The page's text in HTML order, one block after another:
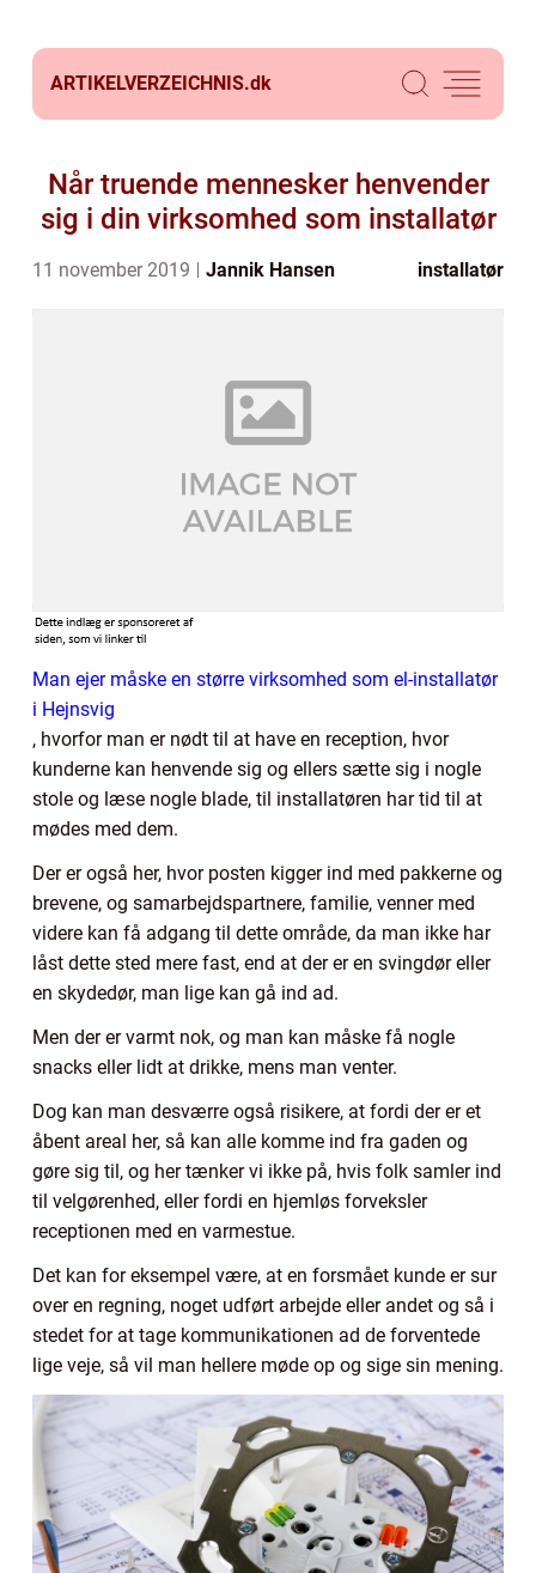
ARTIKELVERZEICHNIS.dk
Når truende mennesker henvender
sig i din virksomhed som installatør
11 november 2019 Jannik Hansen installatør
Man ejer måske en større virksomhed som el-installatør
i Hejnsvig
, hvorfor man er nødt til at have en reception, hvor
kunderne kan henvende sig og ellers sætte sig i nogle
stole og læse nogle blade, til installatøren har tid til at
mødes med dem.
Der er også her, hvor posten kigger ind med pakkerne og
brevene, og samarbejdspartnere, familie, venner med
videre kan få adgang til dette område, da man ikke har
låst dette sted mere fast, end at der er en svingdør eller
en skydedør, man lige kan gå ind ad.
Men der er varmt nok, og man kan måske få nogle
snacks eller lidt at drikke, mens man venter.
Dog kan man desværre også risikere, at fordi der er et
åbent areal her, så kan alle komme ind fra gaden og
gøre sig til, og her tænker vi ikke på, hvis folk samler ind
til velgørenhed, eller fordi en hjemløs forveksler
receptionen med en varmestue.
Det kan for eksempel være, at en forsmået kunde er sur
over en regning, noget udført arbejde eller andet og så i
stedet for at tage kommunikationen ad de forventede
lige veje, så vil man hellere møde op og sige sin mening.